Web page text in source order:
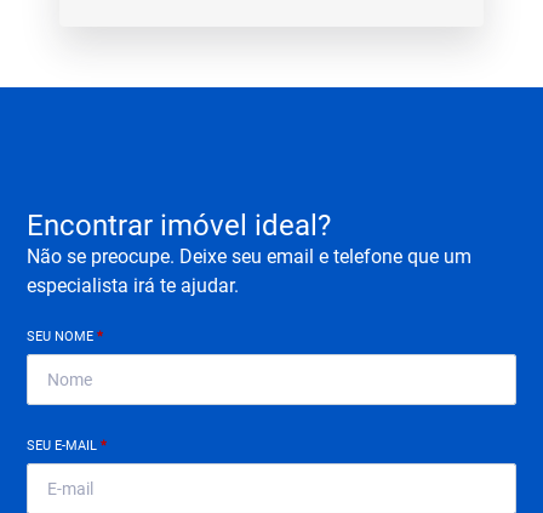
Encontrar imóvel ideal?
Não se preocupe. Deixe seu email e telefone que um
especialista irá te ajudar.
SEU NOME*
SEU E-MAIL*